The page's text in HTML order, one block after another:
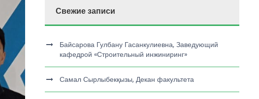
Свежие записи
Байсарова Гулбану Гасанкулиевна, Заведующий
кафедрой «Строительный инжиниринг»
Самал Сырлыбекқызы, Декан факультета